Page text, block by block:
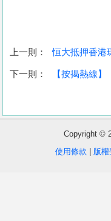
收
盤
上一則： 恒大抵押香港
下一則： 【按揭熱線
Copyright ©
使用條款
版權